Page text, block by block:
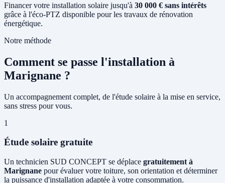
Financer votre installation solaire jusqu'à 30 000 € sans intérêts
grâce à l'éco-PTZ disponible pour les travaux de rénovation
énergétique.
Notre méthode
Comment se passe l'installation à
Marignane ?
Un accompagnement complet, de l'étude solaire à la mise en service,
sans stress pour vous.
1
Étude solaire gratuite
Un technicien SUD CONCEPT se déplace gratuitement à
Marignane pour évaluer votre toiture, son orientation et déterminer
la puissance d'installation adaptée à votre consommation.